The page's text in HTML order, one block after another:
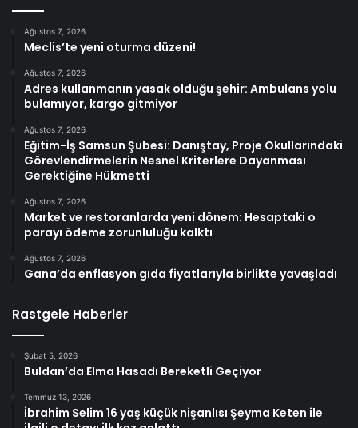
Ağustos 7, 2026
Meclis’te yeni oturma düzeni!
Ağustos 7, 2026
Adres kullanmanın yasak olduğu şehir: Ambulans yolu
bulamıyor, kargo gitmiyor
Ağustos 7, 2026
Eğitim-İş Samsun Şubesi: Danıştay, Proje Okullarındaki
Görevlendirmelerin Nesnel Kriterlere Dayanması
Gerektiğine Hükmetti
Ağustos 7, 2026
Market ve restoranlarda yeni dönem: Hesaptaki o
parayı ödeme zorunluluğu kalktı
Ağustos 7, 2026
Gana’da enflasyon gıda fiyatlarıyla birlikte yavaşladı
Rastgele Haberler
Şubat 5, 2026
Buldan’da Elma Hasadı Bereketli Geçiyor
Temmuz 13, 2026
İbrahim Selim 16 yaş küçük nişanlısı Şeyma Keten ile